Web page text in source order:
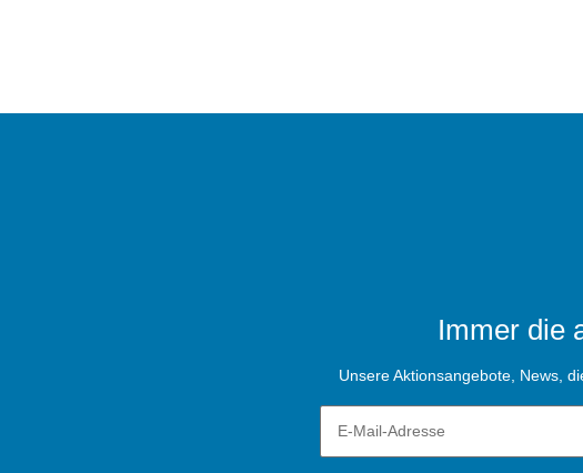
Immer die
Unsere Aktionsangebote, News,